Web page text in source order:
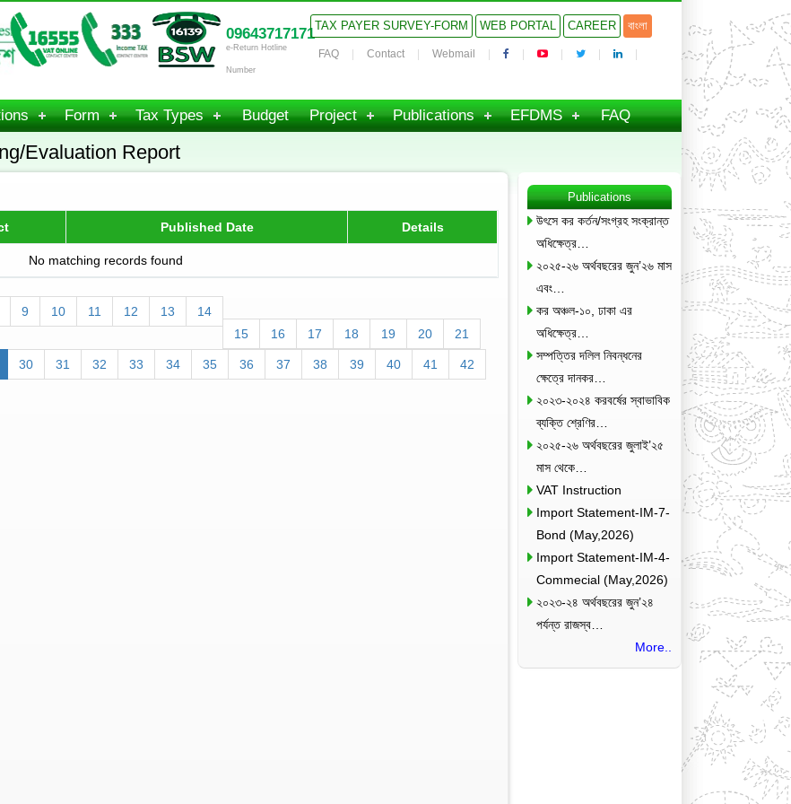
09643717171
e-Return Hotline
Number
TAX PAYER SURVEY-FORM WEB PORTAL CAREER বাংলা
FAQ Contact Webmail
Form Tax Types Budget Project Publications EFDMS FAQ
Evaluation Report
Published Date Details
No matching records found
9 10 11 12 13
14
15
16 17 18 19 20 21
30 31 32 33 34 35 36 37 38 39 40 41 42
Publications
উৎসে কর কর্তন/সংগ্রহ সংক্রান্ত
অধিক্ষেত্র…
২০২৫-২৬ অর্থবছরের জুন’২৬ মাস
এবং…
কর অঞ্চল-১০, ঢাকা এর
অধিক্ষেত্র…
সম্পত্তির দলিল নিবন্ধনের
ক্ষেত্রে দানকর…
২০২৩-২০২৪ করবর্ষের স্বাভাবিক
ব্যক্তি শ্রেণির…
২০২৫-২৬ অর্থবছরের জুলাই’২৫
মাস থেকে…
VAT Instruction
Import Statement-IM-7-
Bond (May,2026)
Import Statement-IM-4-
Commecial (May,2026)
২০২৩-২৪ অর্থবছরের জুন’২৪
পর্যন্ত রাজস্ব…
More..